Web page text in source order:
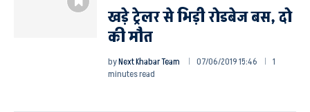
खड़े ट्रेलर से भिड़ी रोडबेज बस, दो
की मौत
byNext Khabar Team 07/06/2019 15:46
1
minutes read